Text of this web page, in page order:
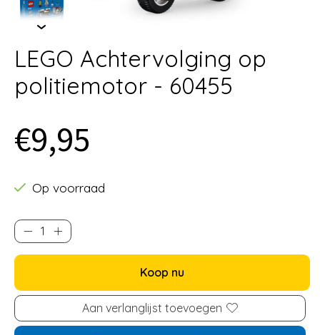
LEGO Achtervolging op
politiemotor - 60455
€9,95
Op voorraad
Koop nu
Aan verlanglijst toevoegen